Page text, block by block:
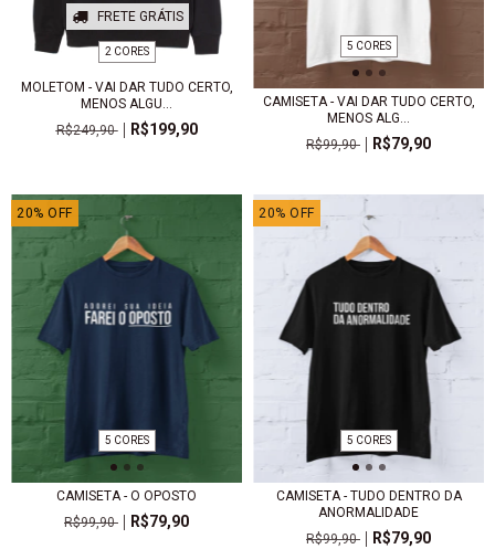
FRETE GRÁTIS
2 CORES
MOLETOM - VAI DAR TUDO CERTO,
MENOS ALGU...
R$249,90
R$199,90
5 CORES
CAMISETA - VAI DAR TUDO CERTO,
MENOS ALG...
R$99,90
R$79,90
20% OFF
5 CORES
CAMISETA - O OPOSTO
R$99,90
R$79,90
20% OFF
5 CORES
CAMISETA - TUDO DENTRO DA
ANORMALIDADE
R$99,90
R$79,90